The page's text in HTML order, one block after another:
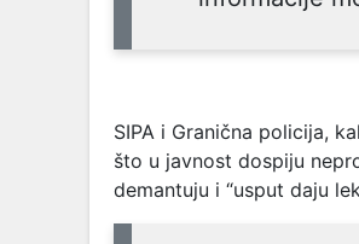
SIPA i Granična policija,
što u javnost dospiju
demantuju i “usput daju